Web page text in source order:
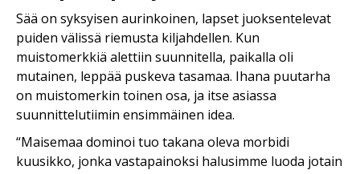
Sää on syksyisen aurinkoinen, lapset juoksentelevat
puiden välissä riemusta kiljahdellen. Kun
muistomerkkiä alettiin suunnitella, paikalla oli
mutainen, leppää puskeva tasamaa. Ihana puutarha
on muistomerkin toinen osa, ja itse asiassa
suunnittelutiimin ensimmäinen idea.
“Maisemaa dominoi tuo takana oleva morbidi
kuusikko, jonka vastapainoksi halusimme luoda jotain